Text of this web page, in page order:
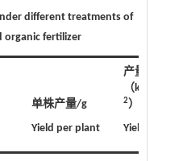
different treatments of
organic fertilizer
单株产量/g
Yield per plant
产量/
（kg·hm
2）
Yield